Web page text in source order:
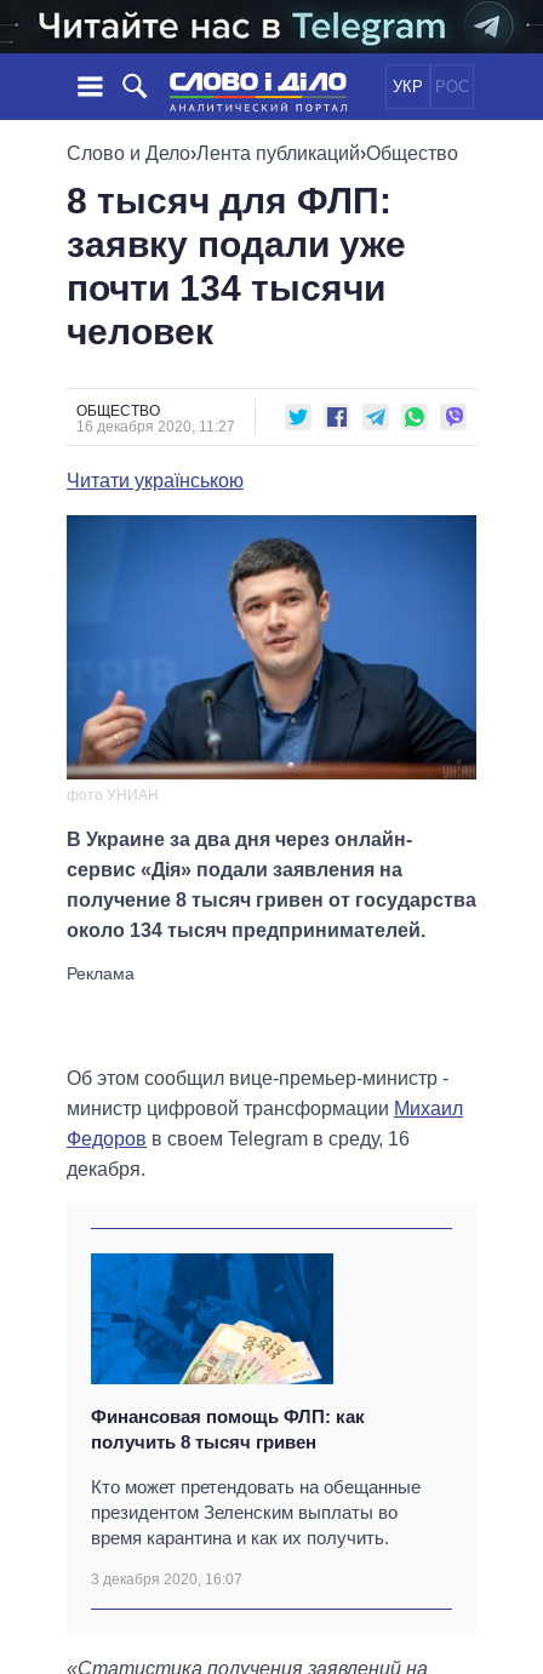
УКР РОС
НОВОСТИ
ЛЕНТА
СОБЫТИЯ
СТАТЬИ
ОБЗОРЫ
ДАЙДЖЕСТЫ
ПОЛИТИКА
ЭКОНОМИКА
ОБЩЕСТВО
ОБЕЩАНИЯ
ПОЛИТИКИ
ПРЕЗИДЕНТ И ОФИС
ВЕРХОВНАЯ РАДА
КАБИНЕТ МИНИСТРОВ
МЭРЫ
ПОДДЕРЖАТЬ
СРАВНЕНИЕ ПОЛИТИКОВ
Слово и Дело›Лента публикаций›Общество
8 тысяч для ФЛП:
заявку подали уже
почти 134 тысячи
человек
ОБЩЕСТВО
16 декабря 2020, 11:27
Читати українською
фото УНИАН
В Украине за два дня через онлайн-
сервис «Дія» подали заявления на
получение 8 тысяч гривен от государства
около 134 тысяч предпринимателей.
Об этом сообщил вице-премьер-министр -
министр цифровой трансформации Михаил
Федоров в своем Telegram в среду, 16
декабря.
Финансовая помощь ФЛП: как
получить 8 тысяч гривен
Кто может претендовать на обещанные
президентом Зеленским выплаты во
время карантина и как их получить.
3 декабря 2020, 16:07
«Статистика получения заявлений на